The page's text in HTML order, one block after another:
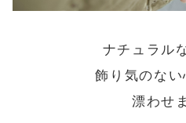
ナチュラル
飾り気のない
漂わせ